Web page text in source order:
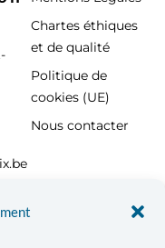
Chartes éthiques
et de qualité
Politique de
cookies (UE)
Nous contacter